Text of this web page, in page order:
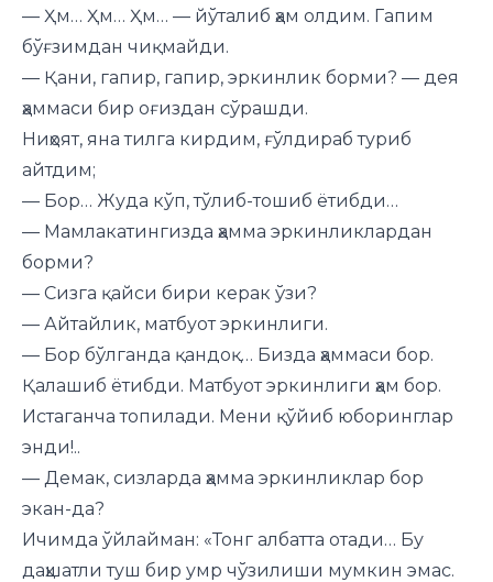
— Ҳм… Ҳм… Ҳм… — йўталиб ҳам олдим. Гапим
бўғзимдан чиқмайди.
— Қани, гапир, гапир, эркинлик борми? — дея
ҳаммаси бир оғиздан сўрашди.
Ниҳоят, яна тилга кирдим, ғўлдираб туриб
айтдим;
— Бор… Жуда кўп, тўлиб-тошиб ётибди…
— Мамлакатингизда ҳамма эркинликлардан
борми?
— Сизга қайси бири керак ўзи?
— Айтайлик, матбуот эркинлиги.
— Бор бўлганда қандоқ… Бизда ҳаммаси бор.
Қалашиб ётибди. Матбуот эркинлиги ҳам бор.
Истаганча топилади. Мени қўйиб юборинглар
энди!..
— Демак, сизларда ҳамма эркинликлар бор
экан-да?
Ичимда ўйлайман: «Тонг албатта отади… Бу
даҳшатли туш бир умр чўзилиши мумкин эмас.